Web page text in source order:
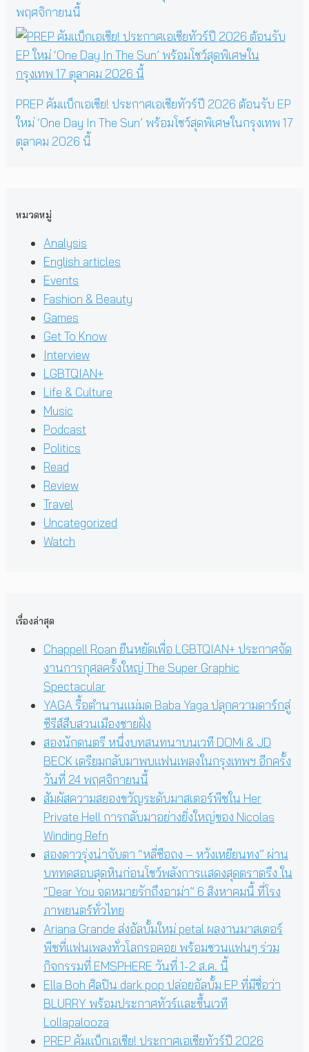
พฤศจิกายนนี้
PREP คัมแบ็กเอเชีย! ประกาศเอเชียทัวร์ปี 2026 ต้อนรับ EP
ใหม่ ‘One Day In The Sun’ พร้อมโชว์สุดพิเศษในกรุงเทพ 17
ตุลาคม 2026 นี้
หมวดหมู่
Analysis
English articles
Events
Fashion & Beauty
Games
Get To Know
Interview
LGBTQIAN+
Life & Culture
Music
Podcast
Politics
Read
Review
Travel
Uncategorized
Watch
เรื่องล่าสุด
Chappell Roan ยืนหยัดเพื่อ LGBTQIAN+ ประกาศจัด
งานการกุศลครั้งใหญ่ The Super Graphic
Spectacular
YAGA รื้อตำนานแม่มด Baba Yaga ปลุกความดาร์กสู่
ซีรีส์สืบสวนเมืองชายฝั่ง
สองนักดนตรี หนึ่งบทสนทนาบนเวที DOMi & JD
BECK เตรียมกลับมาพบแฟนเพลงในกรุงเทพฯ อีกครั้ง
วันที่ 24 พฤศจิกายนนี้
สัมผัสความสยองขวัญระดับมาสเตอร์พีซใน Her
Private Hell การกลับมาอย่างยิ่งใหญ่ของ Nicolas
Winding Refn
สองดาวรุ่งน่าจับตา “หลี่ซือถง – หวังเหยียนทง” ผ่าน
บททดสอบสุดหินก่อนโชว์พลังการแสดงสุดตราตรึง ใน
“Dear You จดหมายรักถึงอาม่า” 6 สิงหาคมนี้ ที่โรง
ภาพยนตร์ทั่วไทย
Ariana Grande ส่งอัลบั้มใหม่ petal ผลงานมาสเตอร์
พีซที่แฟนเพลงทั่วโลกรอคอย พร้อมชวนแฟนๆ ร่วม
กิจกรรมที่ EMSPHERE วันที่ 1-2 ส.ค. นี้
Ella Boh ศิลปิน dark pop ปล่อยอัลบั้ม EP ที่มีชื่อว่า
BLURRY พร้อมประกาศทัวร์และขึ้นเวที
Lollapalooza
PREP คัมแบ็กเอเชีย! ประกาศเอเชียทัวร์ปี 2026